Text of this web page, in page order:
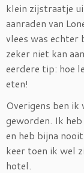
klein zijstraatje
aanraden van
vlees was
zeker niet kan
eerdere tip: hoe
eten!
Overigens ben ik
geworden. Ik
en heb bijna
keer toen ik wel
hotel.